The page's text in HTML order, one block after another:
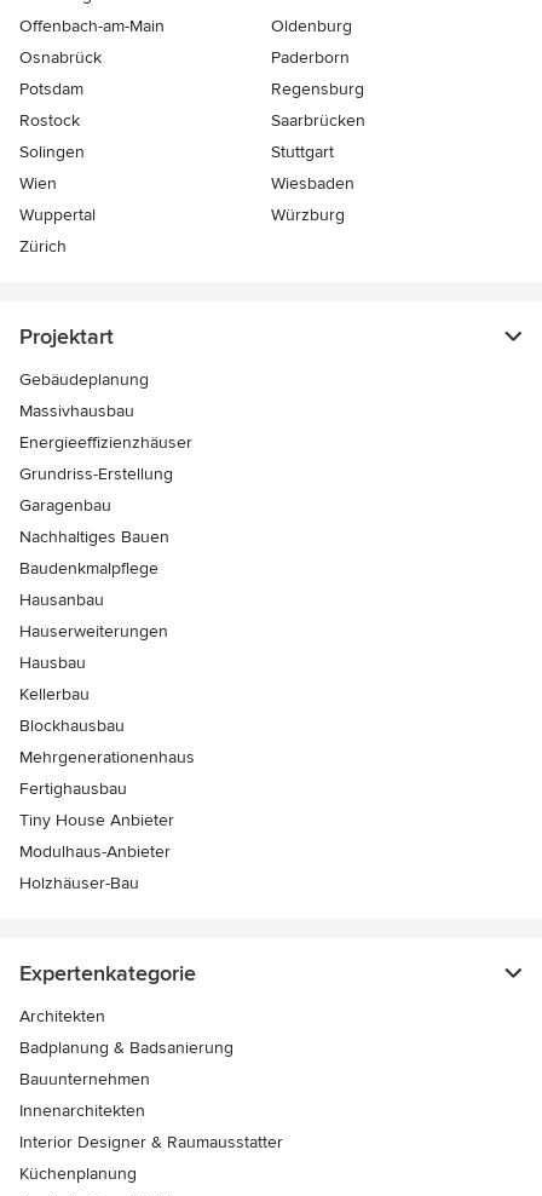
Offenbach-am-Main
Oldenburg
Osnabrück
Paderborn
Potsdam
Regensburg
Rostock
Saarbrücken
Solingen
Stuttgart
Wien
Wiesbaden
Wuppertal
Würzburg
Zürich
Projektart
Gebäudeplanung
Massivhausbau
Energieeffizienzhäuser
Grundriss-Erstellung
Garagenbau
Nachhaltiges Bauen
Baudenkmalpflege
Hausanbau
Hauserweiterungen
Hausbau
Kellerbau
Blockhausbau
Mehrgenerationenhaus
Fertighausbau
Tiny House Anbieter
Modulhaus-Anbieter
Holzhäuser-Bau
Expertenkategorie
Architekten
Badplanung & Badsanierung
Bauunternehmen
Innenarchitekten
Interior Designer & Raumausstatter
Küchenplanung